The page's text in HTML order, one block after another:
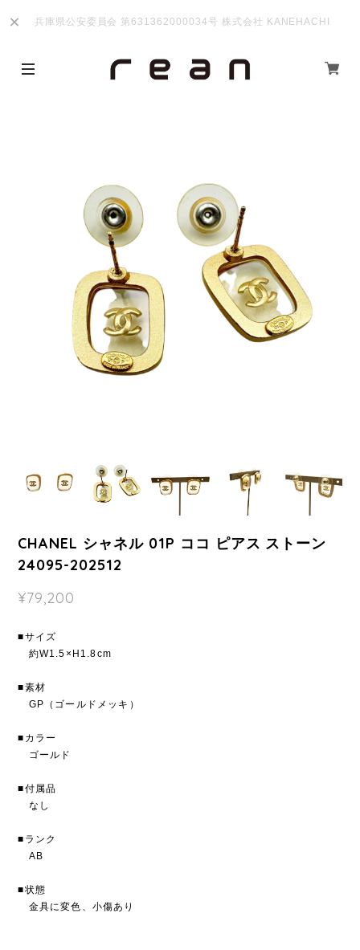
兵庫県公安委員会 第631362000034号 株式会社 KANEHACHI
CHANEL シャネル 01P ココ ピアス ストーン
24095-202512
¥79,200
■サイズ
約W1.5×H1.8cm
■素材
GP（ゴールドメッキ）
■カラー
ゴールド
■付属品
なし
■ランク
AB
■状態
金具に変色、小傷あり